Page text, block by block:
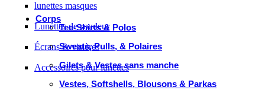
Corps
Tee-Shirts & Polos
Sweats, Pulls, & Polaires
Gilets & Vestes sans manche
Vestes, Softshells, Blousons & Parkas
lunettes masques
Lunettes de soudeur
Écrans & visières
Accessoires pour lunettes